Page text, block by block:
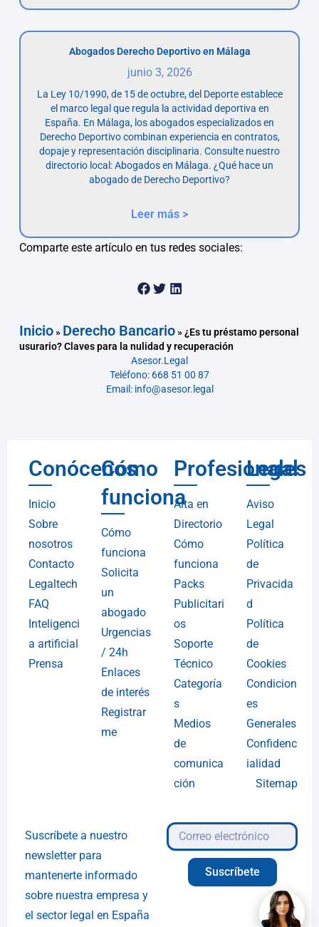
Abogados Derecho Deportivo en Málaga
junio 3, 2026
La Ley 10/1990, de 15 de octubre, del Deporte establece
el marco legal que regula la actividad deportiva en
España. En Málaga, los abogados especializados en
Derecho Deportivo combinan experiencia en contratos,
dopaje y representación disciplinaria. Consulte nuestro
directorio local: Abogados en Málaga. ¿Qué hace un
abogado de Derecho Deportivo?
Leer más >
Comparte este artículo en tus redes sociales:
Inicio» Derecho Bancario»¿Es tu préstamo personal
usurario? Claves para la nulidad y recuperación
Asesor.Legal
Teléfono: 668 51 00 87
Email: info@asesor.legal
Conócenos
Inicio
Sobre
nosotros
Contacto
Legaltech
FAQ
Inteligenci
a artificial
Prensa
Cómo
funciona
Cómo
funciona
Solicita
un
abogado
Urgencias
/ 24h
Enlaces
de interés
Registrar
me
Profesionales
Alta en
Directorio
Cómo
funciona
Packs
Publicitari
os
Soporte
Técnico
Categoría
s
Medios
de
comunica
ción
Legal
Aviso
Legal
Política
de
Privacida
d
Política
de
Cookies
Condicion
es
Generales
Confidenc
ialidad
Sitemap
Suscríbete a nuestro
newsletter para
mantenerte informado
sobre nuestra empresa y
el sector legal en España
Suscríbete